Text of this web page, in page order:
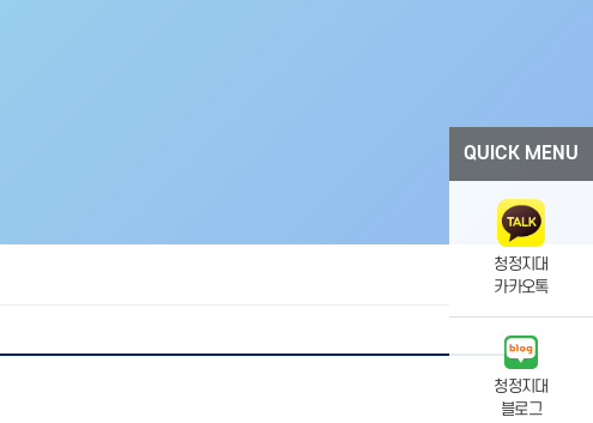
QUICK MENU
청정지대
카카오톡
청정지대
블로그